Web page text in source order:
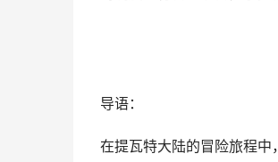
导语：
在提瓦特大陆的冒险旅程